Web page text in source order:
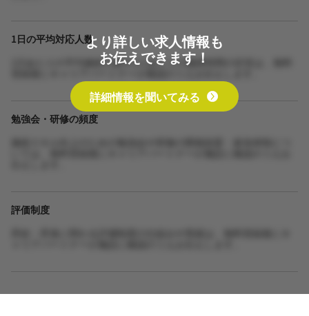
1日の平均対応人数
1日あたりの平均施術人数や1人あたりの施術時間の目安は、無料
勉強会・研修の頻度
評価制度
より詳しい求人情報も
お伝えできます！
詳細情報を聞いてみる